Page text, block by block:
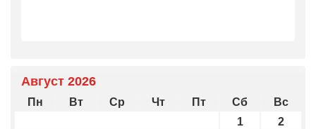
Август 2026
Пн Вт Ср Чт Пт Сб
Вс
1
2